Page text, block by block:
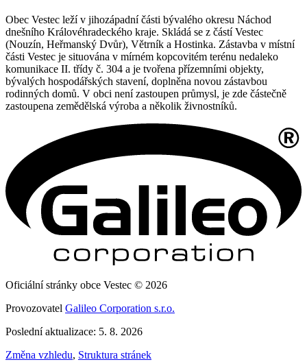
Obec Vestec leží v jihozápadní části bývalého okresu Náchod
dnešního Královéhradeckého kraje. Skládá se z částí Vestec
(Nouzín, Heřmanský Dvůr), Větrník a Hostinka. Zástavba v místní
části Vestec je situována v mírném kopcovitém terénu nedaleko
komunikace II. třídy č. 304 a je tvořena přízemními objekty,
bývalých hospodářských stavení, doplněna novou zástavbou
rodinných domů. V obci není zastoupen průmysl, je zde částečně
zastoupena zemědělská výroba a několik živnostníků.
Oficiální stránky obce Vestec © 2026
Provozovatel Galileo Corporation s.r.o.
Poslední aktualizace: 5. 8. 2026
Změna vzhledu, Struktura stránek